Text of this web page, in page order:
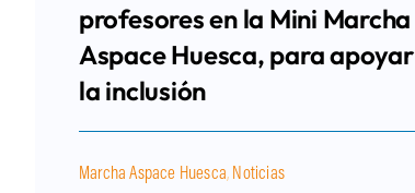
profesores en la Mini Marcha
Aspace Huesca, para apoyar
la inclusión
Marcha Aspace Huesca, Noticias